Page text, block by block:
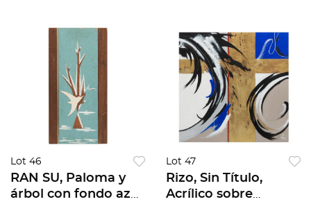
Lot 46
RAN SU, Paloma y
árbol con fondo azul,
Lot 47
Rizo, Sin Título,
Acrílico sobre